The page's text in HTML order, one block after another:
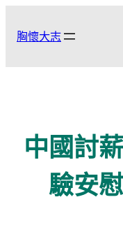
胸懷大志
中國討
驗安